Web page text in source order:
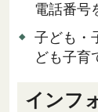
電話番号
子ども・
ども子育
インフ